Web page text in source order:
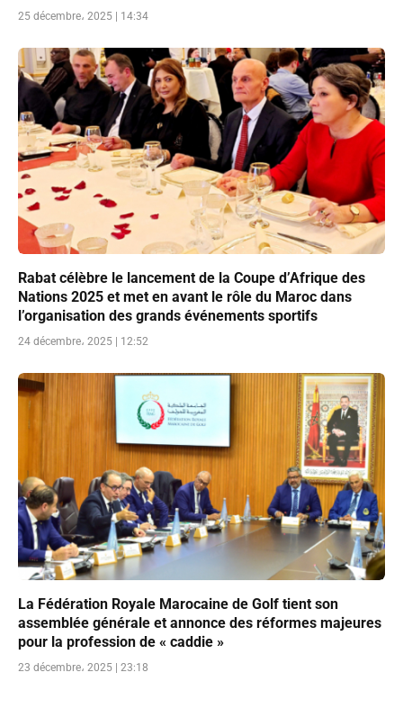
25 décembre، 2025 | 14:34
Rabat célèbre le lancement de la Coupe d’Afrique des
Nations 2025 et met en avant le rôle du Maroc dans
l’organisation des grands événements sportifs
24 décembre، 2025 | 12:52
La Fédération Royale Marocaine de Golf tient son
assemblée générale et annonce des réformes majeures
pour la profession de « caddie »
23 décembre، 2025 | 23:18